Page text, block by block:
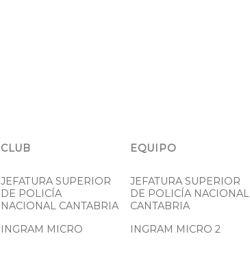
CLUB EQUIPO
JEFATURA SUPERIOR
DE POLICÍA
NACIONAL CANTABRIA
JEFATURA SUPERIOR
DE POLICÍA NACIONAL
CANTABRIA
INGRAM MICRO INGRAM MICRO 2